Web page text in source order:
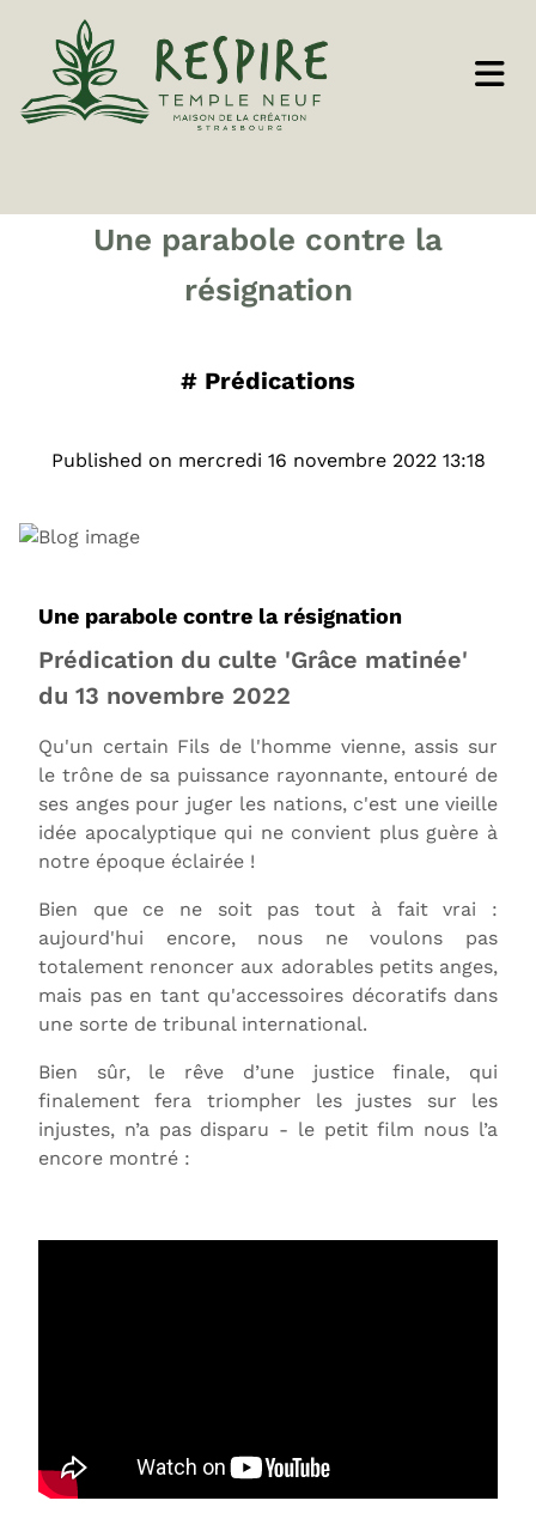
Une parabole contre la
résignation
# Prédications
Published on mercredi 16 novembre 2022 13:18
Une parabole contre la résignation
Prédication du culte 'Grâce matinée'
du 13 novembre 2022
Qu'un certain Fils de l'homme vienne, assis sur
le trône de sa puissance rayonnante, entouré de
ses anges pour juger les nations, c'est une vieille
idée apocalyptique qui ne convient plus guère à
notre époque éclairée !
Bien que ce ne soit pas tout à fait vrai :
aujourd'hui encore, nous ne voulons pas
totalement renoncer aux adorables petits anges,
mais pas en tant qu'accessoires décoratifs dans
une sorte de tribunal international.
Bien sûr, le rêve d’une justice finale, qui
finalement fera triompher les justes sur les
injustes, n’a pas disparu - le petit film nous l’a
encore montré :